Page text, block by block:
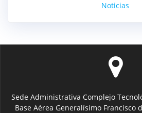
Noticias
Sede Administrativa Complejo
Base Aérea Generalísimo Francisco